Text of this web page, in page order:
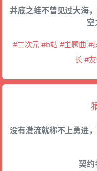
井底之蛙不曾见过大海
空
#二次元 #b站 #主题曲 #
长 #
没有激流就称不上勇进
契约